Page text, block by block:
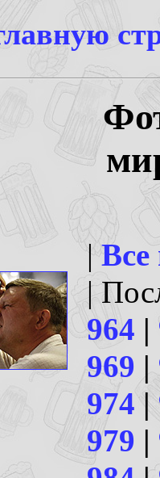
|
|
964 |
969 |
974|
979 |